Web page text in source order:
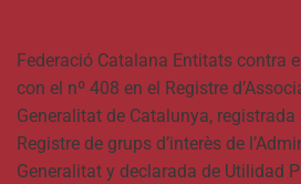
Federació Catalana Entitats contra
con el nº 408 en el Registre
Generalitat de Catalunya, registrada
Registre de grups d’interès de
Generalitat y declarada de Utilidad